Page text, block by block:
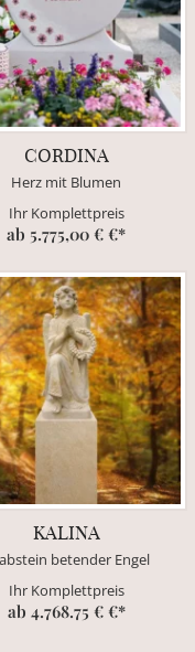
CORDINA
Herz mit Blumen
Ihr Komplettpreis
ab 5.775,00 € €*
KALINA
betender Engel
Ihr Komplettpreis
ab 4.768.75 € €*